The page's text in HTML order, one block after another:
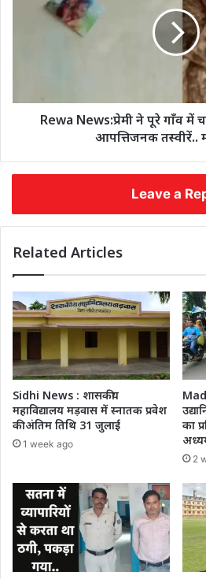
Rewa News:प्रेमी ने पूरे गाँव में
आपत्तिजनक तस्वीरें..
Leave a
Related Articles
Sidhi News : शासकीय
महाविद्यालय मड़वास में स्नातक प्रवेश
की अंतिम तिथि 31 जुलाई
1 week ago
का
2